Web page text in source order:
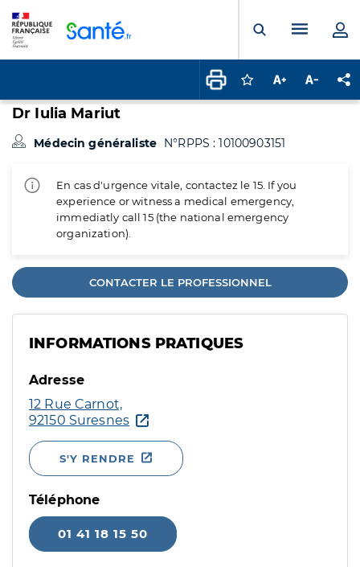
Ouvrir laMenu
Connectez-vous
Augmenter la
Dr Iulia Mariut
Médecin généraliste N°RPPS : 10100903151
En cas d'urgence vitale, contactez le 15. If you
experience or witness a medical emergency,
immediatly call 15 (the national emergency
organization).
CONTACTER LE PROFESSIONNEL
INFORMATIONS PRATIQUES
Adresse
12 Rue Carnot,
92150 Suresnes
S'Y RENDRE
Téléphone
01 41 18 15 50